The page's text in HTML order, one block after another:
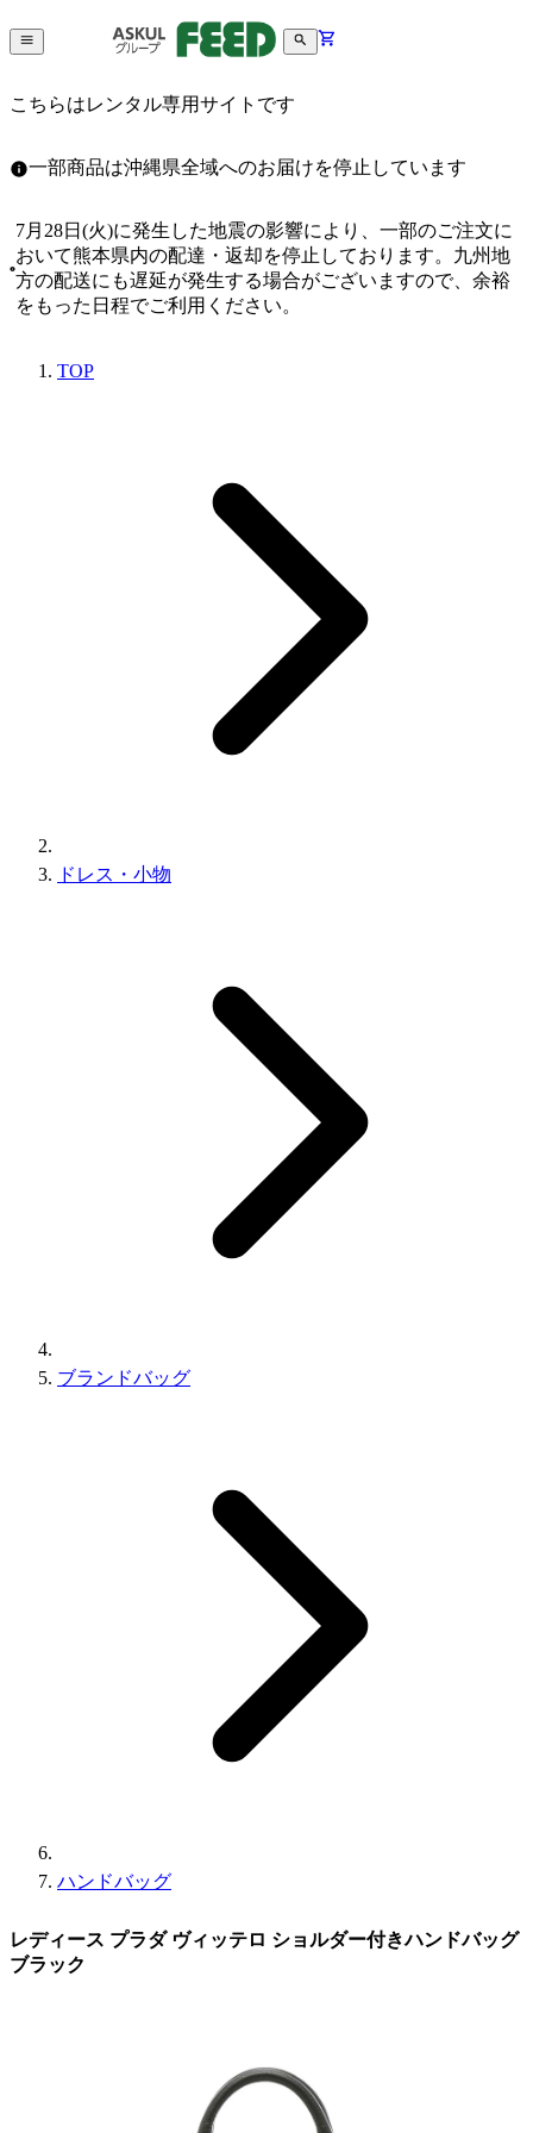
こちらはレンタル専用サイトです
一部商品は沖縄県全域へのお届けを停止しています
7月28日(火)に発生した地震の影響により、一部のご注文に
おいて熊本県内の配達・返却を停止しております。九州地
方の配送にも遅延が発生する場合がございますので、余裕
をもった日程でご利用ください。
TOP
ドレス・小物
ブランドバッグ
ハンドバッグ
レディース プラダ ヴィッテロ ショルダー付きハンドバッグ
ブラック